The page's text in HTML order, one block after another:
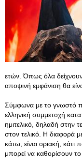
ετών. Όπως όλα
αποψινή εμφάνιση θα
Σύμφωνα με το γνωστό
ελληνική συμμετοχή
ημιτελικό, δηλαδή στην
στον τελικό. Η διαφορά
κάτω, είναι οριακή, κάτι
μπορεί να καθορίσουν